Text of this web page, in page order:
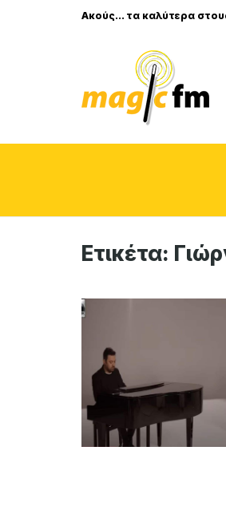
Ακούς... τα καλύτερα
Ετικέτα: